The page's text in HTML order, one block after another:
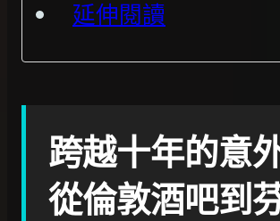
延伸閱讀
跨越十年的意
從倫敦酒吧到